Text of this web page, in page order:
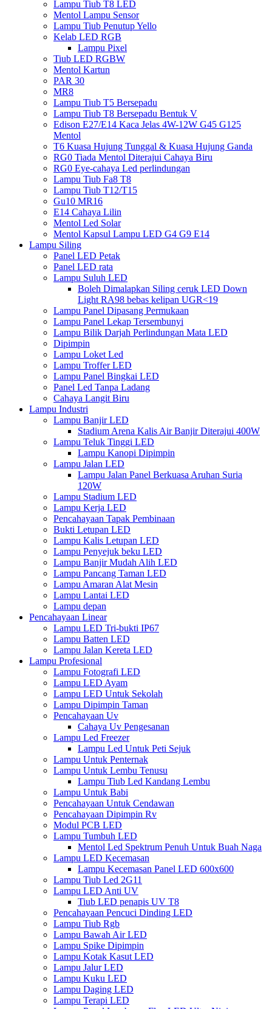
Lampu Tiub T8 LED
Mentol Lampu Sensor
Lampu Tiub Penutup Yello
Kelab LED RGB
Lampu Pixel
Tiub LED RGBW
Mentol Kartun
PAR 30
MR8
Lampu Tiub T5 Bersepadu
Lampu Tiub T8 Bersepadu Bentuk V
Edison E27/E14 Kaca Jelas 4W-12W G45 G125
Mentol
T6 Kuasa Hujung Tunggal & Kuasa Hujung Ganda
RG0 Tiada Mentol Diterajui Cahaya Biru
RG0 Eye-cahaya Led perlindungan
Lampu Tiub Fa8 T8
Lampu Tiub T12/T15
Gu10 MR16
E14 Cahaya Lilin
Mentol Led Solar
Mentol Kapsul Lampu LED G4 G9 E14
Lampu Siling
Panel LED Petak
Panel LED rata
Lampu Suluh LED
Boleh Dimalapkan Siling ceruk LED Down
Light RA98 bebas kelipan UGR<19
Lampu Panel Dipasang Permukaan
Lampu Panel Lekap Tersembunyi
Lampu Bilik Darjah Perlindungan Mata LED
Dipimpin
Lampu Loket Led
Lampu Troffer LED
Lampu Panel Bingkai LED
Panel Led Tanpa Ladang
Cahaya Langit Biru
Lampu Industri
Lampu Banjir LED
Stadium Arena Kalis Air Banjir Diterajui 400W
Lampu Teluk Tinggi LED
Lampu Kanopi Dipimpin
Lampu Jalan LED
Lampu Jalan Panel Berkuasa Aruhan Suria
120W
Lampu Stadium LED
Lampu Kerja LED
Pencahayaan Tapak Pembinaan
Bukti Letupan LED
Lampu Kalis Letupan LED
Lampu Penyejuk beku LED
Lampu Banjir Mudah Alih LED
Lampu Pancang Taman LED
Lampu Amaran Alat Mesin
Lampu Lantai LED
Lampu depan
Pencahayaan Linear
Lampu LED Tri-bukti IP67
Lampu Batten LED
Lampu Jalan Kereta LED
Lampu Profesional
Lampu Fotografi LED
Lampu LED Ayam
Lampu LED Untuk Sekolah
Lampu Dipimpin Taman
Pencahayaan Uv
Cahaya Uv Pengesanan
Lampu Led Freezer
Lampu Led Untuk Peti Sejuk
Lampu Untuk Penternak
Lampu Untuk Lembu Tenusu
Lampu Tiub Led Kandang Lembu
Lampu Untuk Babi
Pencahayaan Untuk Cendawan
Pencahayaan Dipimpin Rv
Modul PCB LED
Lampu Tumbuh LED
Mentol Led Spektrum Penuh Untuk Buah Naga
Lampu LED Kecemasan
Lampu Kecemasan Panel LED 600x600
Lampu Tiub Led 2G11
Lampu LED Anti UV
Tiub LED penapis UV T8
Pencahayaan Pencuci Dinding LED
Lampu Tiub Rgb
Lampu Bawah Air LED
Lampu Spike Dipimpin
Lampu Kotak Kasut LED
Lampu Jalur LED
Lampu Kuku LED
Lampu Daging LED
Lampu Terapi LED